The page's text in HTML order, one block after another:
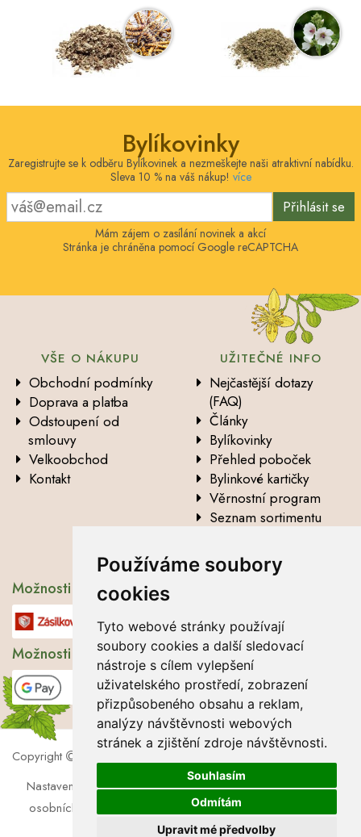
Používáme soubory
cookies
Tyto webové stránky používají
soubory cookies a další sledovací
nástroje s cílem vylepšení
uživatelského prostředí, zobrazení
přizpůsobeného obsahu a reklam,
analýzy návštěvnosti webových
stránek a zjištění zdroje návštěvnosti.
Souhlasím
Odmítám
Upravit mé předvolby
Bylíkovinky
Zaregistrujte se k odběru Bylíkovinek a nezmeškejte naši atraktivní nabídku.
Sleva 10 % na váš nákup! více
Přihlásit se
Mám zájem o zasílání novinek a akcí
Stránka je chráněna pomocí Google reCAPTCHA
VŠE O NÁKUPU
Obchodní podmínky
Doprava a platba
Odstoupení od
smlouvy
Velkoobchod
Kontakt
UŽITEČNÉ INFO
Nejčastější dotazy
(FAQ)
Články
Bylíkovinky
Přehled poboček
Bylinkové kartičky
Věrnostní program
Seznam sortimentu
Možnosti dopravy
Možnosti platby
Copyright
2026 Lbros s.r.o.
Nastavení cookies|Soubory cookies|Zásady zpracování
osobních údajů
Souhlas se zpracováním osobních údajů